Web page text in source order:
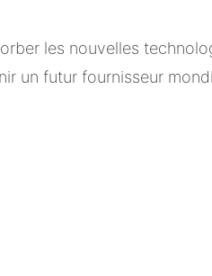
les nouvelles
un futur fournisseur